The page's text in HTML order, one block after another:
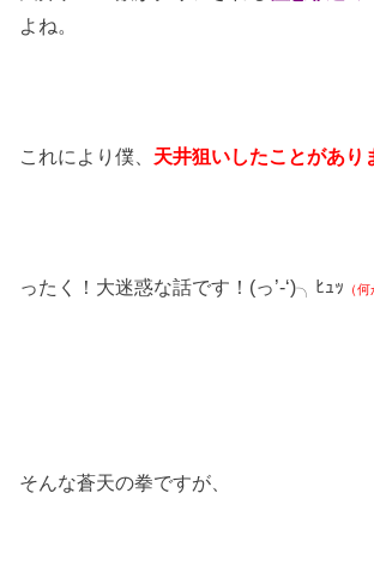
よね。
これにより僕、 天井狙いしたことがあり
ったく！大迷惑な話です！(っ’-‘)╮ﾋｭｯ （
そんな蒼天の拳ですが、